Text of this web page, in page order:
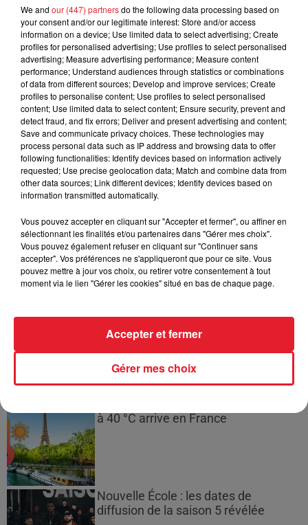
Bouches-du-Rhône : les ossements
de deux militaires disparus...
Les prix des carburants explosent :
gazole et SP95-E10 au-dessus de...
21 Savage rend hommage à Seven
Shirley, son « neveu » tragiquement...
venir
à 40 °C arrive en France
Nouvelle École : les dates de
diffusion de la saison 5 révélée
We and our (447) partnersdo the following data processing based on
your consent and/or our legitimate interest: Store and/or access
information on a device; Use limited data to select advertising; Create
profiles for personalised advertising; Use profiles to select personalised
advertising; Measure advertising performance; Measure content
performance; Understand audiences through statistics or combinations
of data from different sources; Develop and improve services; Create
profiles to personalise content; Use profiles to select personalised
content; Use limited data to select content; Ensure security, prevent and
detect fraud, and fix errors; Deliver and present advertising and content;
Save and communicate privacy choices. These technologies may
process personal data such as IP address and browsing data to offer
following functionalities: Identify devices based on information actively
requested; Use precise geolocation data; Match and combine data from
other data sources; Link different devices; Identify devices based on
information transmitted automatically.
Vous pouvez accepter en cliquant sur "Accepter et fermer", ou affiner en
sélectionnant les finalités et/ou partenaires dans "Gérer mes choix".
Vous pouvez également refuser en cliquant sur "Continuer sans
accepter". Vos préférences ne s'appliqueront que pour ce site. Vous
pouvez mettre à jour vos choix, ou retirer votre consentement à tout
moment via le lien "Gérer les cookies" situé en bas de chaque page.
Gérer mes choix
Accepter et fermer